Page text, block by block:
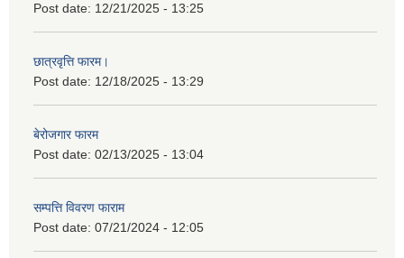
Post date: 12/21/2025 - 13:25
छात्रवृत्ति फारम।
Post date: 12/18/2025 - 13:29
बेरोजगार फारम
Post date: 02/13/2025 - 13:04
सम्पत्ति विवरण फाराम
Post date: 07/21/2024 - 12:05